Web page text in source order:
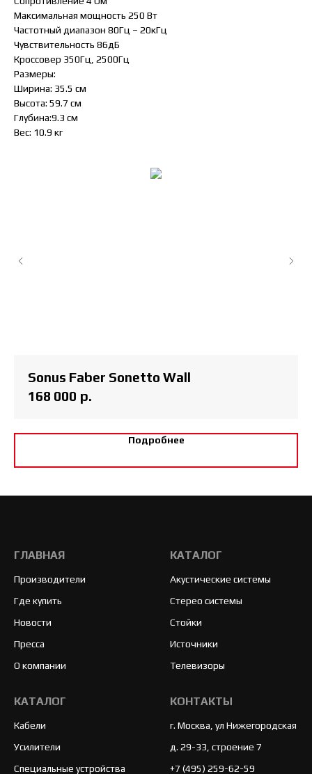
Максимальная мощность 250 Вт
Частотный диапазон 80Гц – 20кГц
Чувствительность 86дБ
Кроссовер 350Гц, 2500Гц
Размеры:
Ширина: 35.5 см
Высота: 59.7 см
Глубина:9.3 см
Вес: 10.9 кг
Sonus Faber Sonetto Wall
168 000 р.
Подробнее
ГЛАВНАЯ
Производители
Где купить
Новости
Пресса
О компании
КАТАЛОГ
Акустические системы
Стерео системы
Стойки
Источники
Телевизоры
КАТАЛОГ
Кабели
Усилители
Специальные устройства
КОНТАКТЫ
г. Москва, ул Нижегородская
д. 29-33, строение 7
+7 (495) 259-62-59